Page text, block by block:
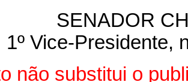
SENADOR
1º Vice-Presidente,
não substitui o